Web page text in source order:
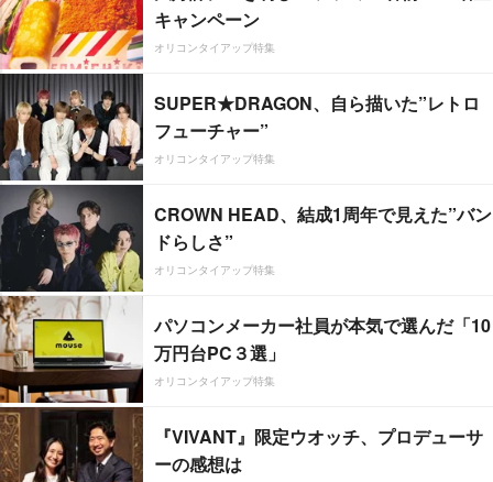
キャンペーン
オリコンタイアップ特集
SUPER★DRAGON、自ら描いた”レトロ
フューチャー”
オリコンタイアップ特集
CROWN HEAD、結成1周年で見えた”バン
ドらしさ”
オリコンタイアップ特集
パソコンメーカー社員が本気で選んだ「10
万円台PC３選」
オリコンタイアップ特集
『VIVANT』限定ウオッチ、プロデューサ
ーの感想は